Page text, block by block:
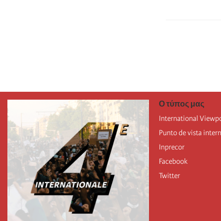
Ο τύπος μας
International
Punto de vista
Inprecor
Facebook
Twitter